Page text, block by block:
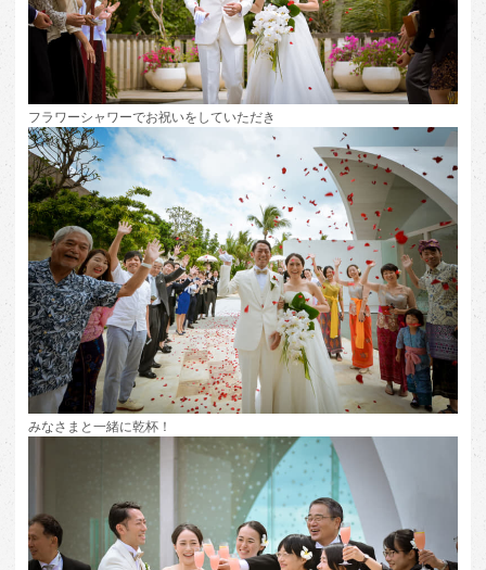
フラワーシャワーでお祝いをしていただき
みなさまと一緒に乾杯！